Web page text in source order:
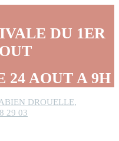
DU 1ER
24 AOUT A 9H
DROUELLE,
29 03